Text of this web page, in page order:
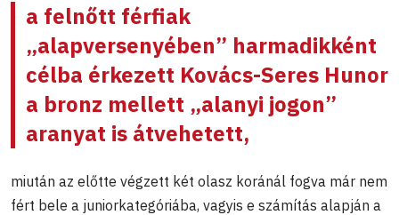
a felnőtt férfiak
„alapversenyében” harmadikként
célba érkezett Kovács-Seres Hunor
a bronz mellett „alanyi jogon”
aranyat is átvehetett,
miután az előtte végzett két olasz koránál fogva már nem
fért bele a juniorkategóriába, vagyis e számítás alapján a